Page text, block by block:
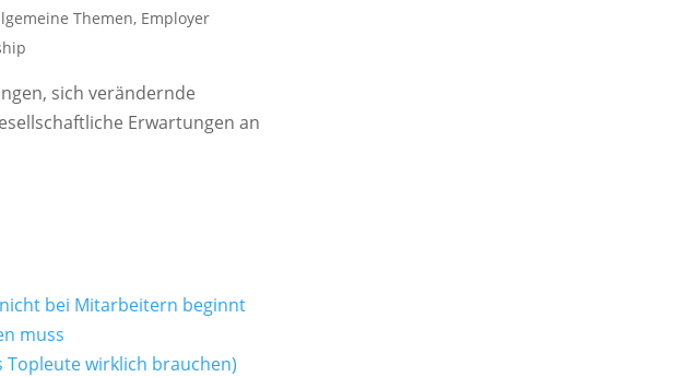
Themen, Employer
sich verändernde
Erwartungen an
bei Mitarbeitern beginnt
muss
Topleute wirklich brauchen)